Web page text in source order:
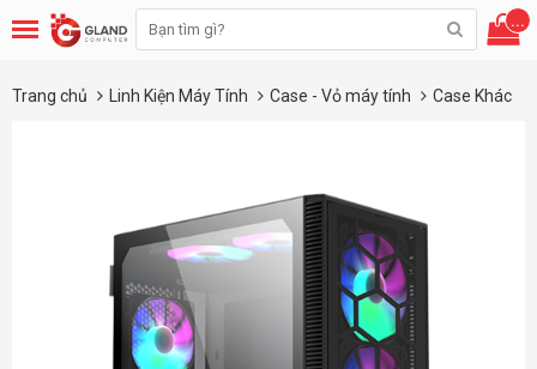
...
Trang chủ Linh Kiện Máy Tính Case - Vỏ máy tính Case Khác